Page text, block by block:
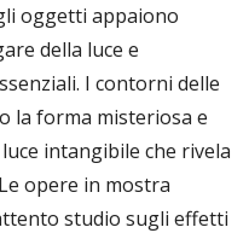
oggetti appaiono
della luce e
I contorni delle
la forma misteriosa e
intangibile che rivela
opere in mostra
studio sugli effetti